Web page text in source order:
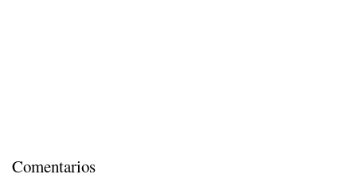
Comentarios